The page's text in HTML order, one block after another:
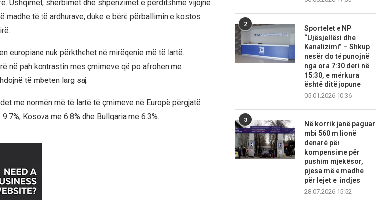
Ushqimet, shërbimet dhe shpenzimet e përditshme vijojnë
madhe të të ardhurave, duke e bërë përballimin e kostos
europiane nuk përkthehet në mirëqenie më të lartë.
në pah kontrastin mes çmimeve që po afrohen me
të mbeten larg saj.
me normën më të lartë të çmimeve në Europë përgjatë
Kosova me 6.8% dhe Bullgaria me 6.3%.
2
Sportelet e NP
“Ujësjellësi dhe
Kanalizimi” – Shkup
nesër do të punojnë
nga ora 7:30 deri në
15:30, e mërkura
është ditë jopune
05.01.2026 10:36
3
Në korrik janë paguar
mbi 560 milionë
denarë për
kompensime për
pushim mjekësor,
pjesa më e madhe
për lejet e lindjes
28.07.2026 15:52